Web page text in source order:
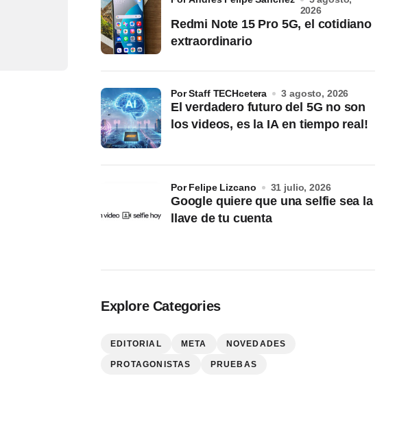
Redmi Note 15 Pro 5G, el cotidiano
extraordinario
2026
El verdadero futuro del 5G no son
los videos, es la IA en tiempo real!
por Staff TECHcetera 3 agosto, 2026
Google quiere que una selfie sea la
llave de tu cuenta
por Felipe Lizcano 31 julio, 2026
Explore Categories
EDITORIAL META NOVEDADES
PROTAGONISTAS PRUEBAS